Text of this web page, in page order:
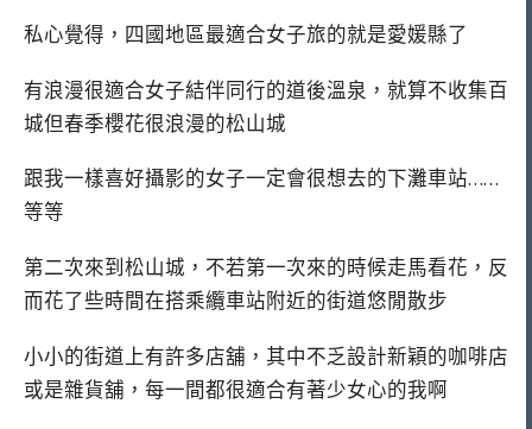
私心覺得，四國地區最適合女子旅的就是愛媛縣了
有浪漫很適合女子結伴同行的道後溫泉，就算不收集百
城但春季櫻花很浪漫的松山城
跟我一樣喜好攝影的女子一定會很想去的下灘車站……
等等
第二次來到松山城，不若第一次來的時候走馬看花，反
而花了些時間在搭乘纜車站附近的街道悠閒散步
小小的街道上有許多店舖，其中不乏設計新穎的咖啡店
或是雜貨舖，每一間都很適合有著少女心的我啊